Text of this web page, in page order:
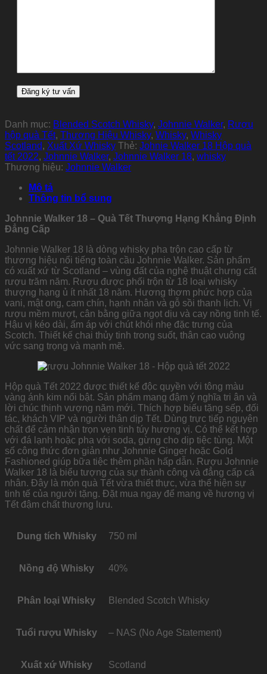
Danh mục: Blended Scotch Whisky, Johnnie Walker, Rượu
hộp quà Tết, Thương Hiệu Whisky, Whisky, Whisky
Scotland, Xuất Xứ Whisky Thẻ: Johnie Walker 18 Hộp quà
tết 2022, Johnnie Walker, Johnnie Walker 18, whisky
Thương hiệu: Johnnie Walker
Mô tả
Thông tin bổ sung
Johnnie Walker 18 – Quà Tết Thượng Hạng Khẳng Định
Đẳng Cấp
Johnnie Walker 18 là dòng whisky pha trộn cao cấp từ
thương hiệu nổi tiếng toàn cầu Johnnie Walker. Sản phẩm
có xuất xứ từ Scotland – vùng đất của nghệ thuật chưng cất
rượu trăm năm. Rượu được phối trộn từ 18 loại whisky
thượng hạng ủ ít nhất 18 năm. Hương thơm phức hợp của
vani, mật ong, cam chín, hạnh nhân và gỗ sồi thanh lịch. Vị
rượu mềm mượt, cân bằng giữa ngọt dịu và cay nồng tinh tế.
Hậu vị kéo dài, ấm áp với chút khói nhẹ đặc trưng của
Scotch. Thiết kế chai thủy tinh trong suốt, thân cao vuông
vức sang trọng và mạnh mẽ.
Hộp quà Tết 2022 được thiết kế độc quyền với tông màu
vàng ánh kim nổi bật. Sản phẩm mang đậm ý nghĩa tri ân và
lời chúc thịnh vượng năm mới. Thích hợp biếu tặng sếp, đối
tác, khách VIP và người thân dịp Tết. Dùng trực tiếp nguyên
chất để cảm nhận trọn vẹn tinh túy hương vị. Có thể kết hợp
với đá lạnh hoặc pha với soda, gừng cho dịp tiệc tùng. Một
số công thức đơn giản như Johnnie Ginger hoặc Gold
Fashioned giúp bữa tiệc thêm phần hấp dẫn. Rượu Johnnie
Walker 18 là biểu tượng của sự thành công và đẳng cấp cá
nhân. Đây là món quà Tết vừa thiết thực, vừa thể hiện sự
tinh tế của người tặng. Đặt mua ngay để mang về hương vị
Tết đậm chất thượng lưu.
Dung tích Whisky 750 ml
Nồng độ Whisky 40%
Phân loại Whisky Blended Scotch Whisky
Tuổi rượu Whisky – NAS (No Age Statement)
Xuất xứ Whisky Scotland